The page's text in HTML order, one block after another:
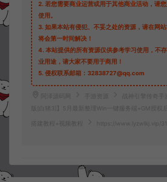
2. 若您需要商业运营或用于其他商业活动，请
使用。
3. 如果本站有侵犯、不妥之处的资源，请在网站
将会第一时间解决！
4. 本站提供的所有资源仅供参考学习使用，不
业用途，请大家不要用于商用！
5. 侵权联系邮箱：32838727@qq.com
阿泽源码网 手游资源
战神引擎传奇手
版[白猪3]】5月最新整理Win一键服务端+GM授权
搭建教程+视频教程 https://www.lyzwlkj.vip/